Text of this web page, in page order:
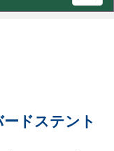
ドステント